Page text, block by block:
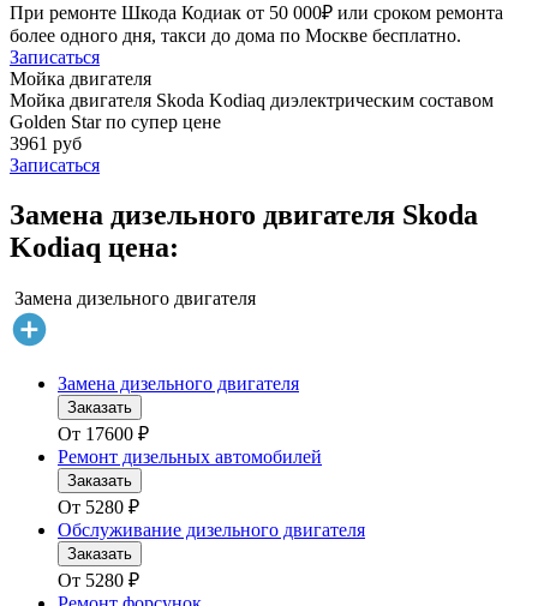
При ремонте Шкода Кодиак от 50 000₽ или сроком ремонта
более одного дня, такси до дома по Москве бесплатно.
Записаться
Мойка двигателя
Мойка двигателя Skoda Kodiaq диэлектрическим составом
Golden Star по супер цене
3961 руб
Записаться
Замена дизельного двигателя Skoda
Kodiaq цена:
Замена дизельного двигателя
Замена дизельного двигателя
Заказать
От 17600 ₽
Ремонт дизельных автомобилей
Заказать
От 5280 ₽
Обслуживание дизельного двигателя
Заказать
От 5280 ₽